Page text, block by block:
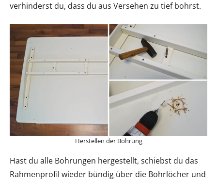
verhinderst du, dass du aus Versehen zu tief bohrst.
Herstellen der Bohrung
Hast du alle Bohrungen hergestellt, schiebst du das
Rahmenprofil wieder bündig über die Bohrlöcher und